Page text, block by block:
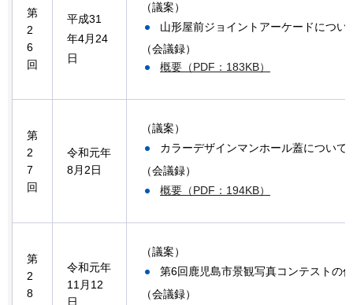
第
2
6
回
平成31
年4月24
日
（議案）
山形屋前ジョイントアーケードについ
（会議録）
概要（PDF：183KB）
第
2
7
回
令和元年
8月2日
（議案）
カラーデザインマンホール蓋について
（会議録）
概要（PDF：194KB）
第
2
8
令和元年
11月12
日
（議案）
第6回鹿児島市景観写真コンテストの
（会議録）